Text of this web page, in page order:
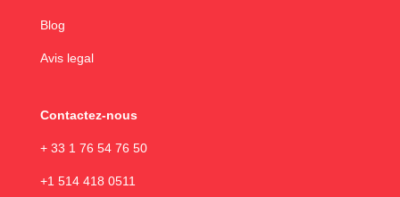
Blog
Avis legal
Contactez-nous
+ 33 1 76 54 76 50
+1 514 418 0511